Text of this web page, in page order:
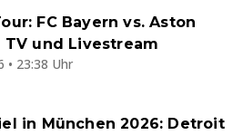
FC Bayern vs. Aston
TV und Livestream
• 23:38 Uhr
in München 2026: Detroit